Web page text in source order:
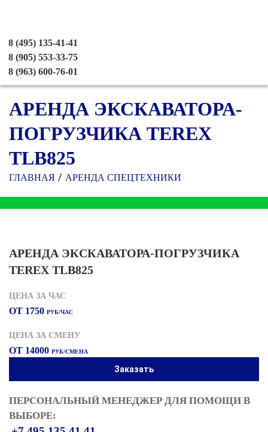
8 (495) 135-41-41
8 (905) 553-33-75
8 (963) 600-76-01
АРЕНДА ЭКСКАВАТОРА-
ПОГРУЗЧИКА TEREX
TLB825
ГЛАВНАЯ АРЕНДА СПЕЦТЕХНИКИ
АРЕНДА ЭКСКАВАТОРА-ПОГРУЗЧИКА
TEREX TLB825
ЦЕНА ЗА ЧАС
ОТ 1750 РУБ/ЧАС
ЦЕНА ЗА СМЕНУ
ОТ 14000 РУБ/СМЕНА
Заказать
ПЕРСОНАЛЬНЫЙ МЕНЕДЖЕР ДЛЯ ПОМОЩИ В
ВЫБОРЕ: